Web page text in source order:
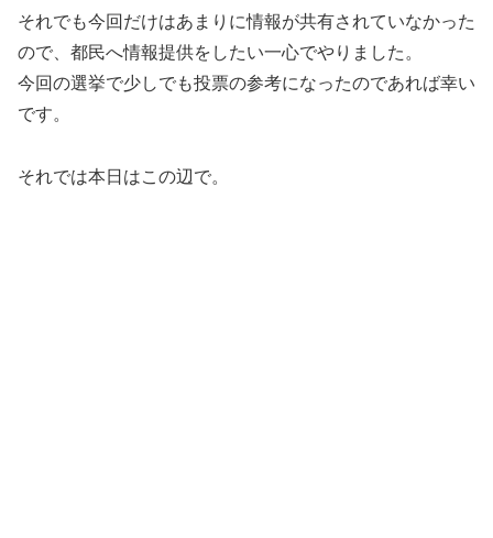
それでも今回だけはあまりに情報が共有されていなかった
ので、都民へ情報提供をしたい一心でやりました。
今回の選挙で少しでも投票の参考になったのであれば幸い
です。
それでは本日はこの辺で。